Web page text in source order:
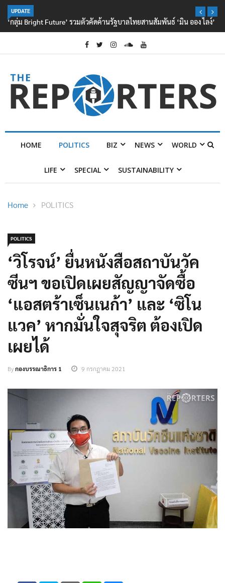
UPDATE
‘กลุ่ม Bright Future’ รวมตัวคัดค้านรัฐบาลไทยสานสัมพันธ์ ‘มิน ออง ไลง์’
HOME POLITICS BIZ NEWS WORLD
LIFE SPECIAL SUSTAINABILITY
Home POLITICS
POLITICS
‘วิโรจน์’ ยื่นหนังสือสถาบันวัค
ซีนฯ ขอเปิดเผยสัญญาจัดซื้อ
‘แอสตร้าเซ็นเนก้า’ และ ‘ซิโน
แวค’ หากมั่นใจสุจริต ต้องเปิด
เผยได้
Byกองบรรณาธิการ 1 9 กรกฎาคม 2021